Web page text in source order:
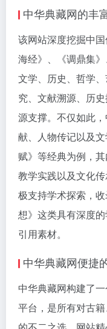
中华典藏网的丰
该网站深度挖掘中
海经》、《调鼎集
文学、历史、哲学
究、文献溯源、历
源支撑。不仅如此
献、人物传记以及
赋》等经典为例，
教学实践以及文化
极支持学术探索，
想》这类具有深度
引用素材。
中华典藏网便捷
中华典藏网构建了
平台，是所有对古